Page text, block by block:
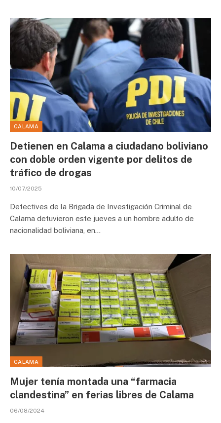
CALAMA
Detienen en Calama a ciudadano boliviano
con doble orden vigente por delitos de
tráfico de drogas
10/07/2025
Detectives de la Brigada de Investigación Criminal de
Calama detuvieron este jueves a un hombre adulto de
nacionalidad boliviana, en…
CALAMA
Mujer tenía montada una “farmacia
clandestina” en ferias libres de Calama
06/08/2024